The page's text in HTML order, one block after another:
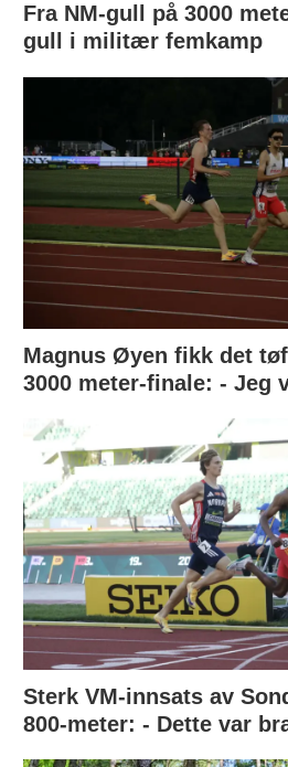
Fra NM-gull på 3000
gull i militær femkamp
Magnus Øyen fikk det
3000 meter-finale: - Jeg
Sterk VM-innsats av
800-meter: - Dette var